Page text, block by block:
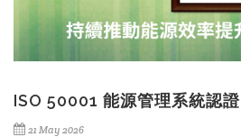
ISO 50001 能源管理系統認證
21 May 2026